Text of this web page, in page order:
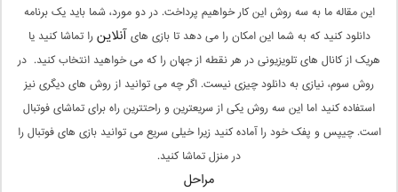
این مقاله ما به سه روش این کار خواهیم پرداخت. در دو مورد، شما باید یک برنامه
دانلود کنید که به شما این امکان را می دهد تا بازی هایآنلاینرا تماشا کنید یا
هریک از کانال های تلویزیونی در هر نقطه از جهان را که می خواهید انتخاب کنید. در
روش سوم، نیازی به دانلود چیزی نیست. اگر چه می توانید از روش های دیگری نیز
استفاده کنید اما این سه روش یکی از سریعترین و راحتترین راه برای تماشای فوتبال
است. چیپس و پفک خود را آماده کنید زیرا خیلی سریع می توانید بازی های فوتبال را
در منزل تماشا کنید.
مراحل